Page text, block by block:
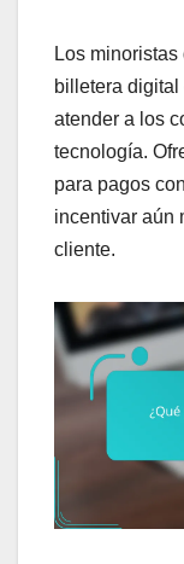
Los
billetera
atender a los
tecnología.
para pagos
incentivar aún
cliente.